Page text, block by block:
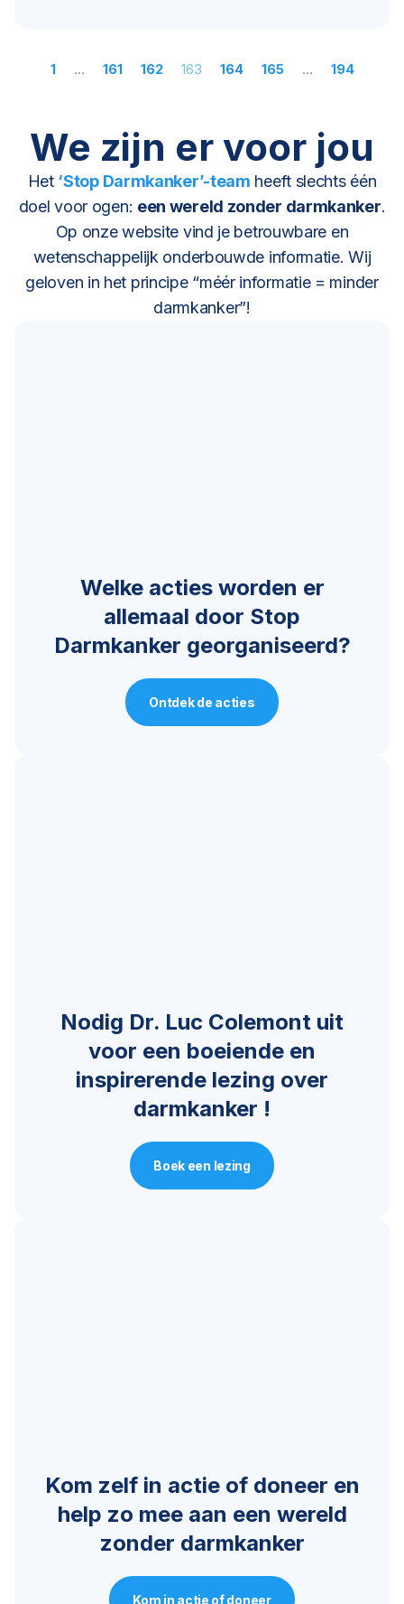
1 … 161 162 163 164 165 … 194
We zijn er voor jou
Het ‘Stop Darmkanker’-team heeft slechts één
doel voor ogen: een wereld zonder darmkanker.
Op onze website vind je betrouwbare en
wetenschappelijk onderbouwde informatie. Wij
geloven in het principe “méér informatie = minder
darmkanker”!
Welke acties worden er
allemaal door Stop
Darmkanker georganiseerd?
Ontdek de acties
Nodig Dr. Luc Colemont uit
voor een boeiende en
inspirerende lezing over
darmkanker !
Boek een lezing
Kom zelf in actie of doneer en
help zo mee aan een wereld
zonder darmkanker
Kom in actie of doneer